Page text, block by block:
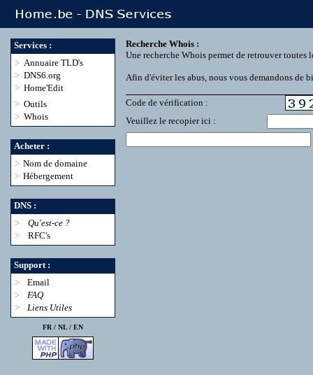
Services :
> Annuaire TLD's
> DNS6.org
> Home'Edit
> Outils
> Whois
Acheter :
> Nom de domaine
> Hébergement
DNS :
>
Qu'est-ce ?
>
RFC's
Support :
>
Email
>
FAQ
>
Liens Utiles
FR / NL/ EN
Recherche Whois :
Une recherche Whois permet de retrouver
Afin d'éviter les abus, nous vous demandons de
Code de vérification :
Veuillez le recopier ici :